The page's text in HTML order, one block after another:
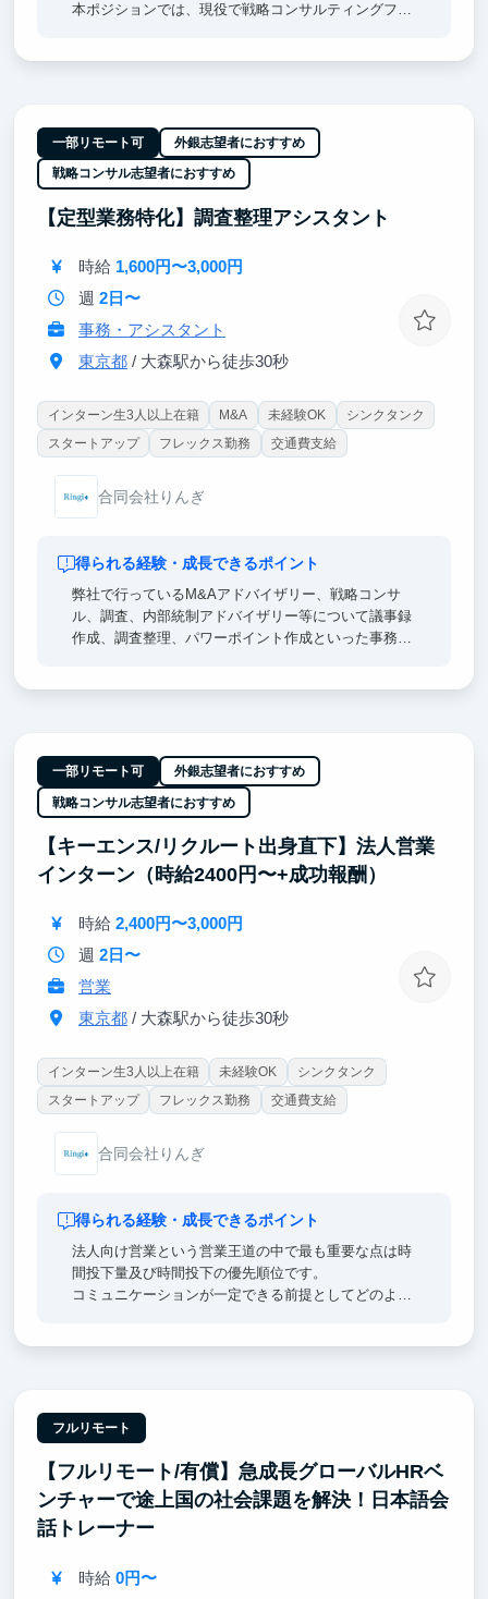
本ポジションでは、現役で戦略コンサルティングファ
「どこに問いを立て、どう構造化し、どう検証して意
思決定するか」を、隣で見て・任されながら学べる環
境です。
■「最新のAIを活用した仕事術」を学べる
弊社では、最新の生成AIを業務の中核に据えていま
す。
リサーチ・資料作成・検証のサイクルを、AIと共創し
ながら圧倒的なスピードで回します。
を通じて身につけていただけます。
一部リモート可 外銀志望者におすすめ
戦略コンサル志望者におすすめ
【定型業務特化】調査整理アシスタント
時給 1,600円〜3,000円
週 2日〜
事務・アシスタント
東京都/ 大森駅から徒歩30秒
インターン生3人以上在籍 M&A 未経験OK
シンクタンク
スタートアップ
フレックス勤務 交通費支給
合同会社りんぎ
得られる経験・成長できるポイント
弊社で行っているM&Aアドバイザリー、戦略コンサ
ル、調査、内部統制アドバイザリー等について議事録
作成、調査整理、パワーポイント作成といった事務ア
またどこの業界に注力していいかわからないから、幅
広い業界と接することで決めたいという方にもお勧め
できます
一部リモート可 外銀志望者におすすめ
戦略コンサル志望者におすすめ
【キーエンス/リクルート出身直下】法人営業
インターン（時給2400円〜+成功報酬）
時給 2,400円〜3,000円
週 2日〜
営業
東京都/ 大森駅から徒歩30秒
インターン生3人以上在籍 未経験OK
シンクタンク
スタートアップ
フレックス勤務 交通費支給
合同会社りんぎ
得られる経験・成長できるポイント
法人向け営業という営業王道の中で最も重要な点は時
間投下量及び時間投下の優先順位です。
コミュニケーションが一定できる前提としてどのよう
ません
フルリモート
【フルリモート/有償】急成長グローバルHRベ
ンチャーで途上国の社会課題を解決！日本語会
話トレーナー
時給 0円〜